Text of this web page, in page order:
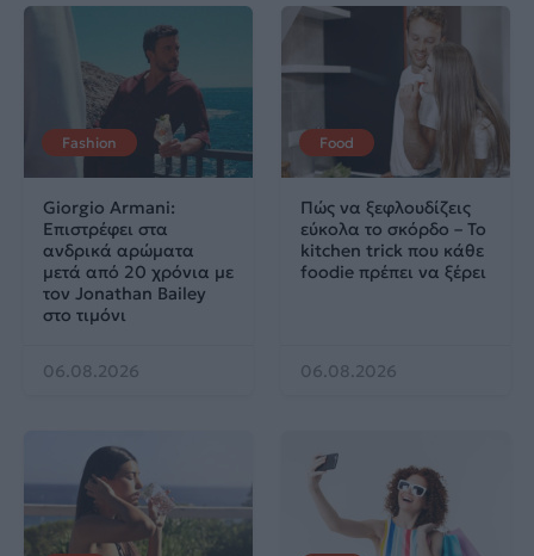
Fashion
Giorgio Armani:
Επιστρέφει στα
ανδρικά αρώματα
μετά από 20 χρόνια με
τον Jonathan Bailey
στο τιμόνι
06.08.2026
Food
Πώς να ξεφλουδίζεις
εύκολα το σκόρδο – Το
kitchen trick που κάθε
foodie πρέπει να ξέρει
06.08.2026